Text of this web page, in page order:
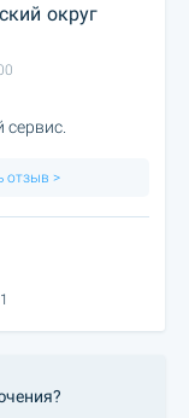
округ
отзыв >